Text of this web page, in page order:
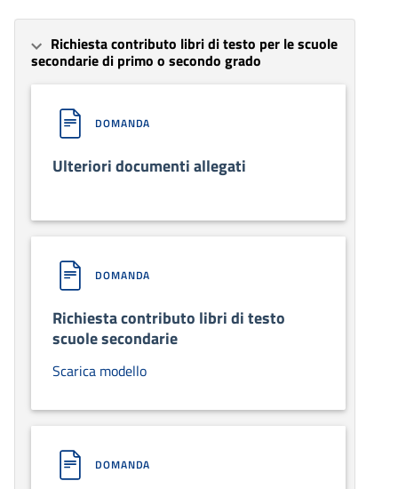
Richiesta contributo libri di testo per le scuole
secondarie di primo o secondo grado
DOMANDA
Ulteriori documenti allegati
DOMANDA
Richiesta contributo libri di testo
scuole secondarie
Scarica modello
DOMANDA